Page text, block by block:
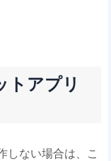
トアプリ
しない場合は、こ